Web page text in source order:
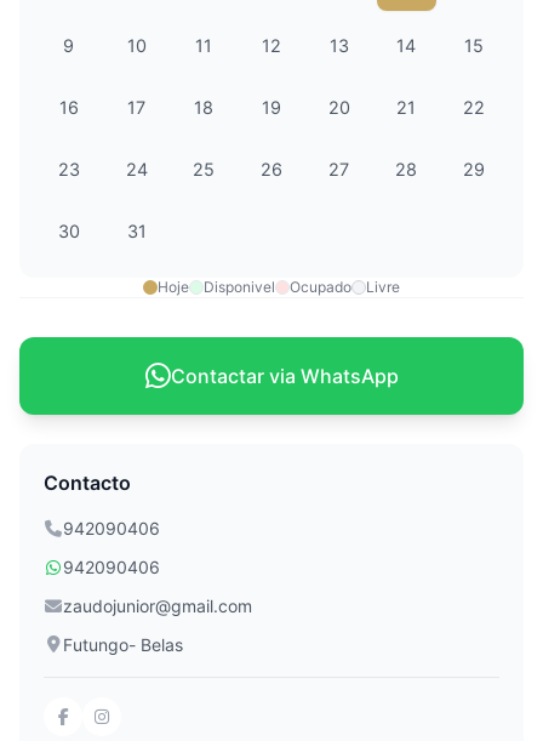
9 10 11 12 13 14 15
16 17 18 19 20 21 22
23 24 25 26 27 28 29
30 31
Hoje Disponivel Ocupado Livre
Contactar via WhatsApp
Contacto
942090406
942090406
zaudojunior@gmail.com
Futungo- Belas